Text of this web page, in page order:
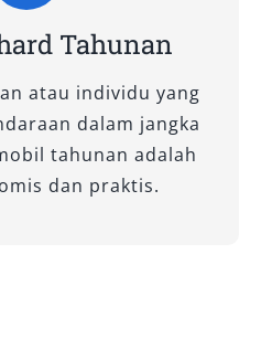
X CVT
warna premium adalah
yang ingin tampil
sisi fungsional.
layar besar, jok
Tahunan
atau individu yang
dalam jangka
tahunan adalah
dan praktis.